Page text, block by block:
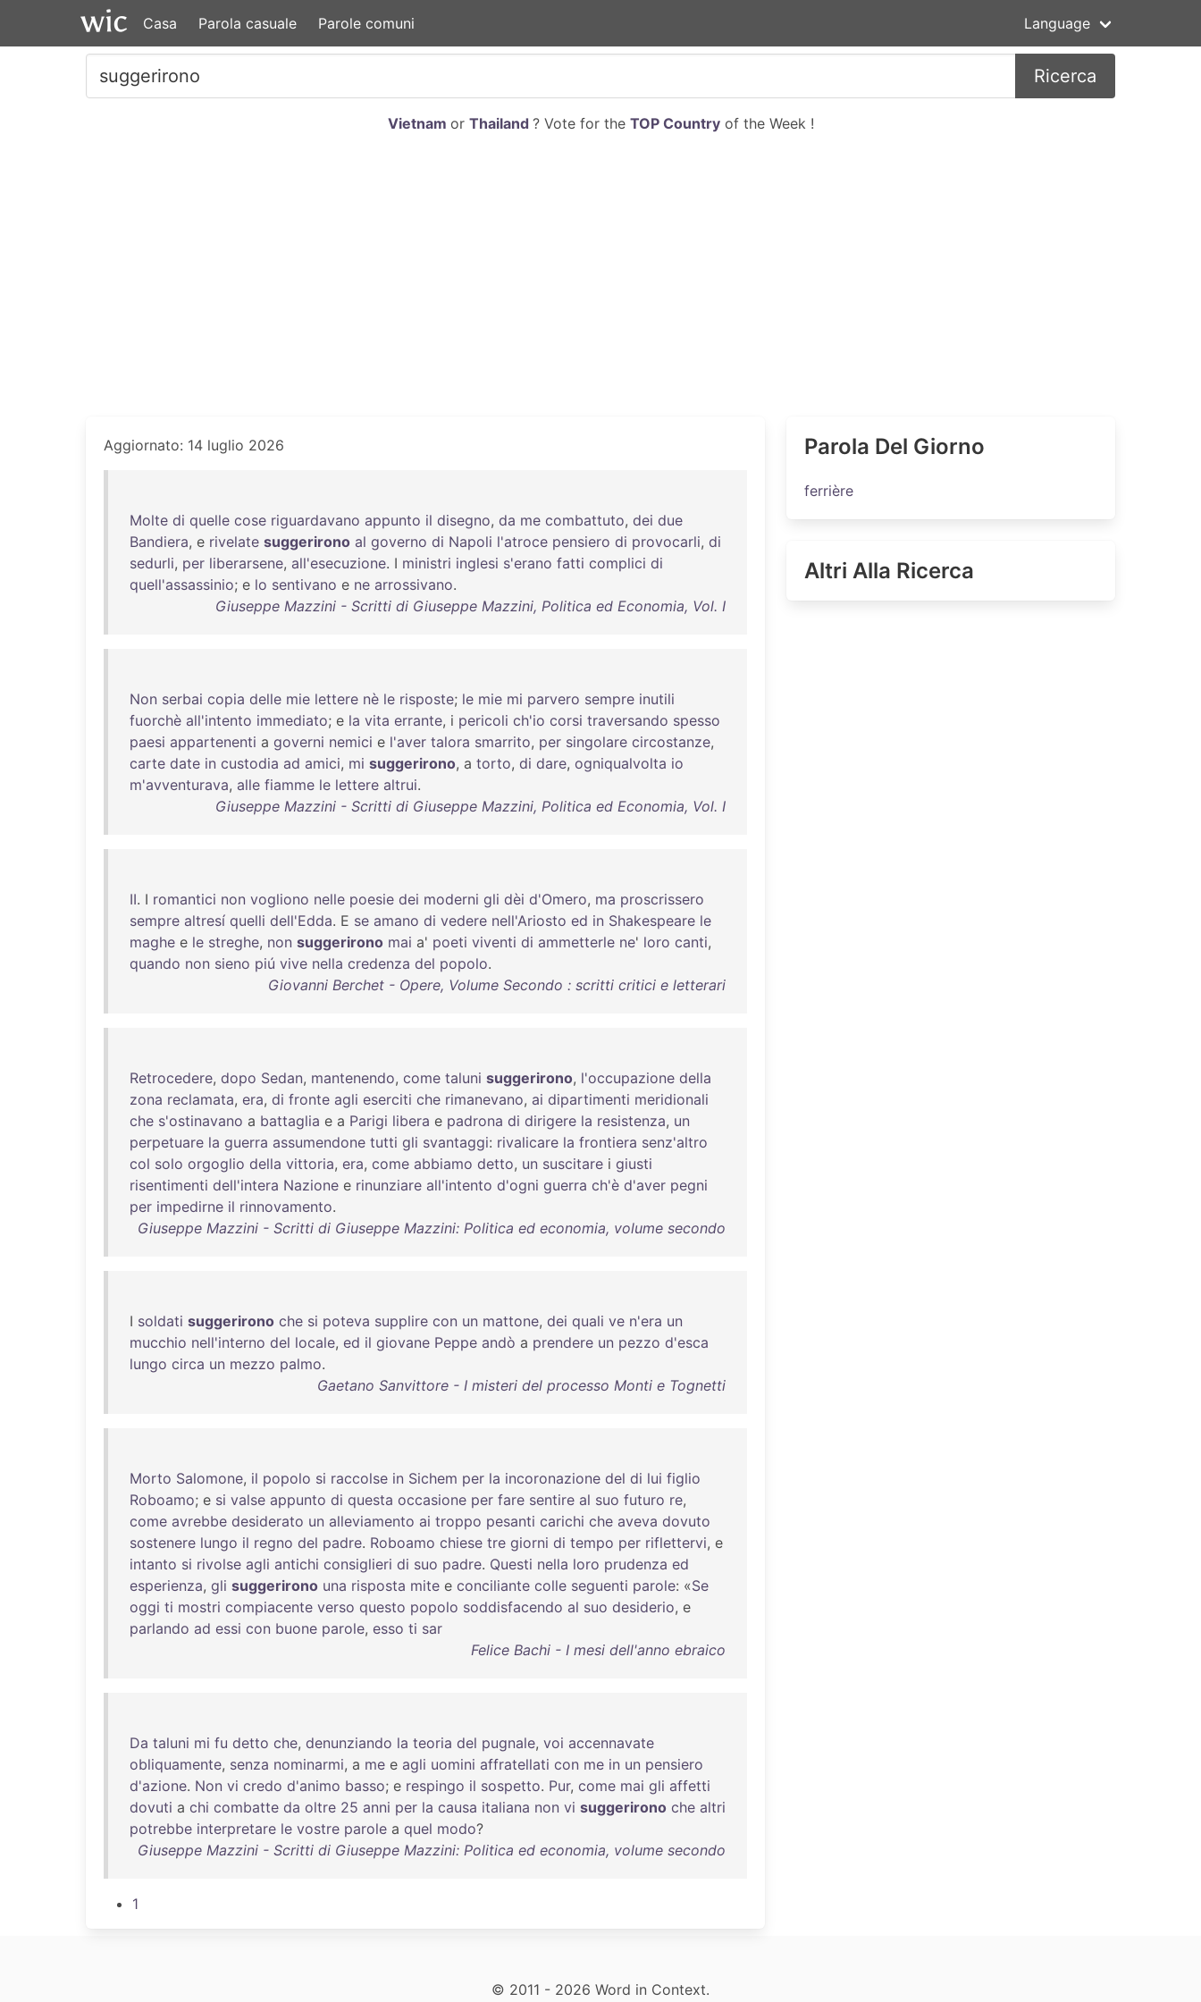
Casa Parola casuale Parole comuni Language
Ricerca
Vietnam or Thailand ? Vote for the TOP Countryof the Week !
Aggiornato: 14 luglio 2026
Molte di quelle cose riguardavano appunto il disegno, da me combattuto, dei due
Bandiera, e rivelate suggerirono al governo di Napoli l'atroce pensiero di provocarli, di
sedurli, per liberarsene, all'esecuzione. I ministri inglesi s'erano fatti complici di
quell'assassinio; e lo sentivano e ne arrossivano.
Giuseppe Mazzini - Scritti di Giuseppe Mazzini, Politica ed Economia, Vol. I
Non serbai copia delle mie lettere nè le risposte; le mie mi parvero sempre inutili
fuorchè all'intento immediato; e la vita errante, i pericoli ch'io corsi traversando spesso
paesi appartenenti a governi nemici e l'aver talora smarrito, per singolare circostanze,
carte date in custodia ad amici, mi suggerirono, a torto, di dare, ogniqualvolta io
m'avventurava, alle fiamme le lettere altrui.
Giuseppe Mazzini - Scritti di Giuseppe Mazzini, Politica ed Economia, Vol. I
II. I romantici non vogliono nelle poesie dei moderni gli dèi d'Omero, ma proscrissero
sempre altresí quelli dell'Edda. E se amano di vedere nell'Ariosto ed in Shakespeare le
maghe e le streghe, non suggerirono mai a' poeti viventi di ammetterle ne' loro canti,
quando non sieno piú vive nella credenza del popolo.
Giovanni Berchet - Opere, Volume Secondo : scritti critici e letterari
Retrocedere, dopo Sedan, mantenendo, come taluni suggerirono, l'occupazione della
zona reclamata, era, di fronte agli eserciti che rimanevano, ai dipartimenti meridionali
che s'ostinavano a battaglia e a Parigi libera e padrona di dirigere la resistenza, un
perpetuare la guerra assumendone tutti gli svantaggi: rivalicare la frontiera senz'altro
col solo orgoglio della vittoria, era, come abbiamo detto, un suscitare i giusti
risentimenti dell'intera Nazione e rinunziare all'intento d'ogni guerra ch'è d'aver pegni
per impedirne il rinnovamento.
Giuseppe Mazzini - Scritti di Giuseppe Mazzini: Politica ed economia, volume secondo
I soldati suggerirono che si poteva supplire con un mattone, dei quali ve n'era un
mucchio nell'interno del locale, ed il giovane Peppe andò a prendere un pezzo d'esca
lungo circa un mezzo palmo.
Gaetano Sanvittore - I misteri del processo Monti e Tognetti
Morto Salomone, il popolo si raccolse in Sichem per la incoronazione del di lui figlio
Roboamo; e si valse appunto di questa occasione per fare sentire al suo futuro re,
come avrebbe desiderato un alleviamento ai troppo pesanti carichi che aveva dovuto
sostenere lungo il regno del padre. Roboamo chiese tre giorni di tempo per riflettervi, e
intanto si rivolse agli antichi consiglieri di suo padre. Questi nella loro prudenza ed
esperienza, gli suggerirono una risposta mite e conciliante colle seguenti parole: «Se
oggi ti mostri compiacente verso questo popolo soddisfacendo al suo desiderio, e
parlando ad essi con buone parole, esso ti sar
Felice Bachi - I mesi dell'anno ebraico
Da taluni mi fu detto che, denunziando la teoria del pugnale, voi accennavate
obliquamente, senza nominarmi, a me e agli uomini affratellati con me in un pensiero
d'azione. Non vi credo d'animo basso; e respingo il sospetto. Pur, come mai gli affetti
dovuti a chi combatte da oltre 25 anni per la causa italiana non vi suggerirono che altri
potrebbe interpretare le vostre parole a quel modo?
Giuseppe Mazzini - Scritti di Giuseppe Mazzini: Politica ed economia, volume secondo
1
Parola Del Giorno
ferrière
Altri Alla Ricerca
© 2011 - 2026 Word in Context.